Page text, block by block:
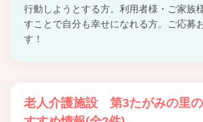
行動しようとする方。利用者様・ご家族
すことで自分も幸せになれる方。ご応募
す！
老人介護施設 第3たがみの里